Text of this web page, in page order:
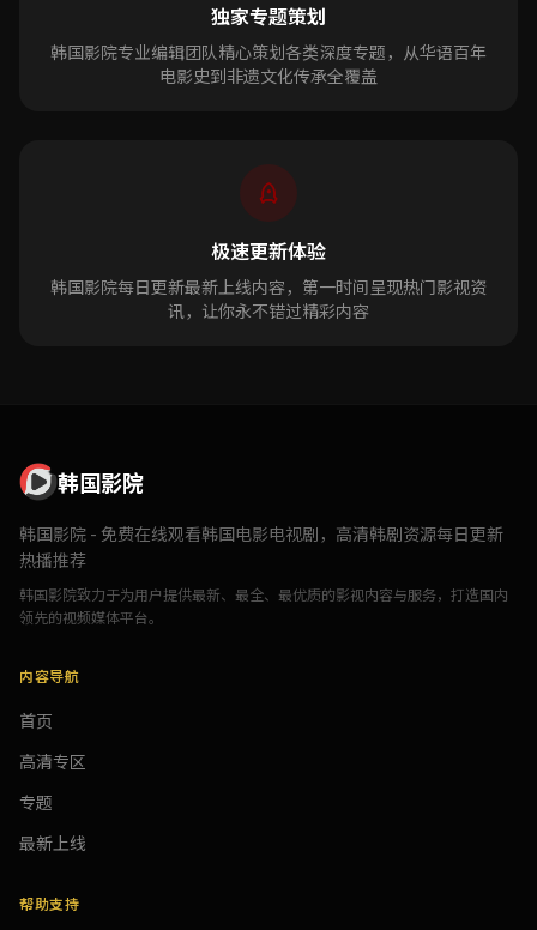
独家专题策划
韩国影院专业编辑团队精心策划各类深度专题，从华语百年
电影史到非遗文化传承全覆盖
极速更新体验
韩国影院每日更新最新上线内容，第一时间呈现热门影视资
讯，让你永不错过精彩内容
韩国影院
韩国影院 - 免费在线观看韩国电影电视剧，高清韩剧资源每日更新
热播推荐
韩国影院致力于为用户提供最新、最全、最优质的影视内容与服务，打造国内
领先的视频媒体平台。
内容导航
首页
高清专区
专题
最新上线
帮助支持